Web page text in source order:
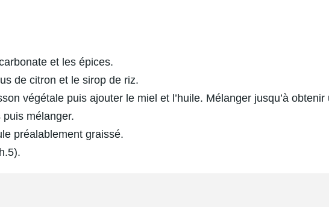
et les épices.
de citron et le sirop de riz.
végétale puis ajouter le miel et l’huile. Mélanger jusqu’à
mélanger.
préalablement graissé.